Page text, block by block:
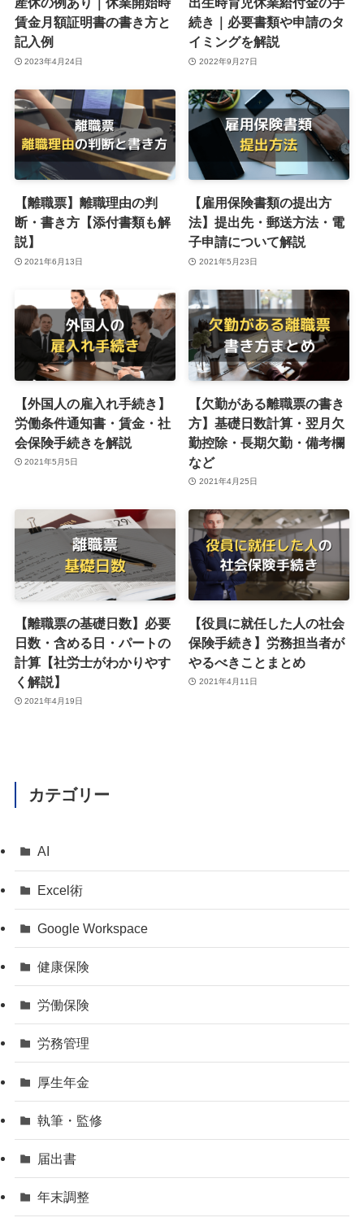
賃金月額証明書の書き方と
記入例
2023年4月24日
続き｜必要書類や申請のタ
イミングを解説
2022年9月27日
【離職票】離職理由の判
断・書き方【添付書類も解
説】
2021年6月13日
【雇用保険書類の提出方
法】提出先・郵送方法・電
子申請について解説
2021年5月23日
【外国人の雇入れ手続き】
労働条件通知書・賃金・社
会保険手続きを解説
2021年5月5日
【欠勤がある離職票の書き
方】基礎日数計算・翌月欠
勤控除・長期欠勤・備考欄
など
2021年4月25日
【離職票の基礎日数】必要
日数・含める日・パートの
計算【社労士がわかりやす
く解説】
2021年4月19日
【役員に就任した人の社会
保険手続き】労務担当者が
やるべきことまとめ
2021年4月11日
カテゴリー
AI
Excel術
Google Workspace
健康保険
労働保険
労務管理
厚生年金
執筆・監修
届出書
年末調整